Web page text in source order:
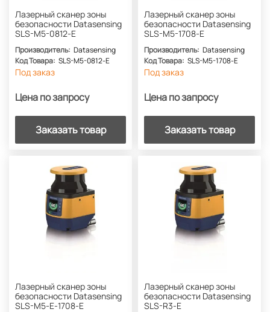
Лазерный сканер зоны
безопасности Datasensing
SLS-M5-0812-E
Производитель: Datasensing
Код Товара: SLS-M5-0812-E
Под заказ
Цена по запросу
Заказать товар
Лазерный сканер зоны
безопасности Datasensing
SLS-M5-1708-E
Производитель: Datasensing
Код Товара: SLS-M5-1708-E
Под заказ
Цена по запросу
Заказать товар
Лазерный сканер зоны
безопасности Datasensing
SLS-M5-E-1708-E
Лазерный сканер зоны
безопасности Datasensing
SLS-R3-E